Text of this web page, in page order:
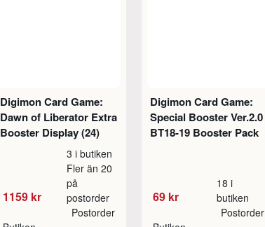
Digimon Card Game:
Dawn of Liberator Extra
Booster Display (24)
1159 kr
3 i butiken
Fler än 20
på
postorder
Postorder
Digimon Card Game:
Special Booster Ver.2.0
BT18-19 Booster Pack
69 kr
18 i
butiken
Postorder